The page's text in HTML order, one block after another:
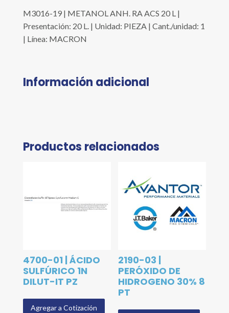
M3016-19 | METANOL ANH. RA ACS 20 L |
Presentación: 20 L. | Unidad: PIEZA | Cant./unidad: 1
| Línea: MACRON
Información adicional
Productos relacionados
4700-01 | ÁCIDO
SULFÚRICO 1N
DILUT-IT PZ
Agregar a Cotización
2190-03 |
PERÓXIDO DE
HIDROGENO 30% 8
PT